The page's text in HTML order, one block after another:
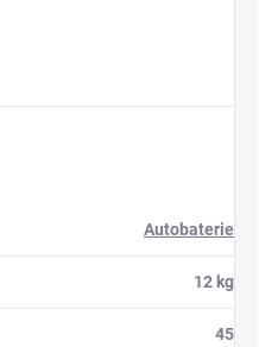
Autobaterie
12 kg
45